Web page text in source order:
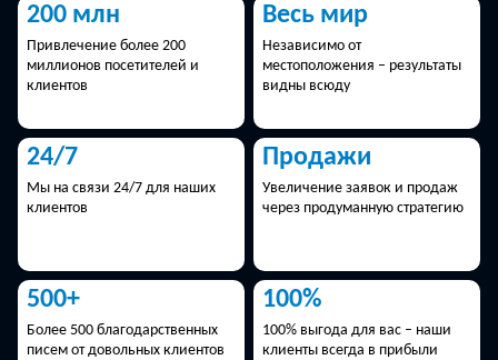
200 млн
Привлечение более 200
миллионов посетителей и
клиентов
Весь мир
Независимо от
местоположения – результаты
видны всюду
24/7
Мы на связи 24/7 для наших
клиентов
Продажи
Увеличение заявок и продаж
через продуманную стратегию
500+
Более 500 благодарственных
писем от довольных клиентов
100%
100% выгода для вас – наши
клиенты всегда в прибыли